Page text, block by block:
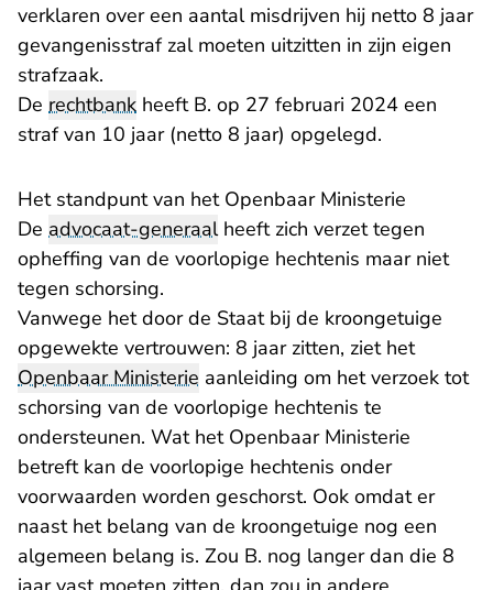
verklaren over een aantal misdrijven hij netto 8 jaar
gevangenisstraf zal moeten uitzitten in zijn eigen
strafzaak.
De rechtbank heeft B. op 27 februari 2024 een
straf van 10 jaar(netto 8 jaar) opgelegd.
Het standpunt van het Openbaar Ministerie
De advocaat-generaalheeft zich verzet tegen
opheffing van de voorlopige hechtenis maar niet
tegen schorsing.
Vanwege het door de Staat bij de kroongetuige
opgewekte vertrouwen: 8 jaar zitten, ziet het
Openbaar Ministerie aanleiding om het verzoek tot
schorsing van de voorlopige hechtenis te
ondersteunen. Wat het Openbaar Ministerie
betreft kan de voorlopige hechtenis onder
voorwaarden worden geschorst. Ook omdat er
naast het belang van de kroongetuige nog een
algemeen belang is. Zou B. nog langer dan die 8